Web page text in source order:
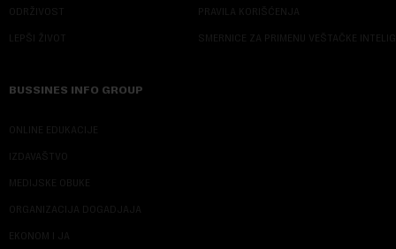
ODRŽIVOST
LEPŠI ŽIVOT
PRAVILA KORIŠĆENJA
SMERNICE ZA PRIMENU VEŠTAČKE
BUSSINES INFO GROUP
ONLINE EDUKACIJE
IZDAVAŠTVO
MEDIJSKE OBUKE
ORGANIZACIJA DOGADJAJA
EKONOM I JA